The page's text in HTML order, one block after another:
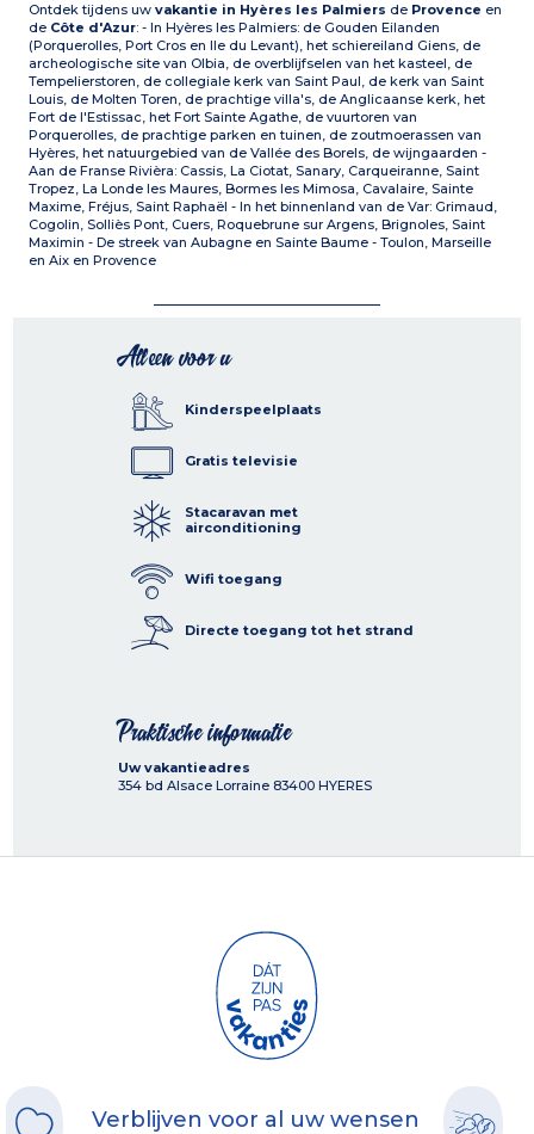
Ontdek tijdens uwvakantie in Hyères les Palmiers de Provence en
de Côte d'Azur: - In Hyères les Palmiers: de Gouden Eilanden
(Porquerolles, Port Cros en Ile du Levant), het schiereiland Giens, de
archeologische site van Olbia, de overblijfselen van het kasteel, de
Tempelierstoren, de collegiale kerk van Saint Paul, de kerk van Saint
Louis, de Molten Toren, de prachtige villa's, de Anglicaanse kerk, het
Fort de l'Estissac, het Fort Sainte Agathe, de vuurtoren van
Porquerolles, de prachtige parken en tuinen, de zoutmoerassen van
Hyères, het natuurgebied van de Vallée des Borels, de wijngaarden -
Aan de Franse Rivièra: Cassis, La Ciotat, Sanary, Carqueiranne, Saint
Tropez, La Londe les Maures, Bormes les Mimosa, Cavalaire, Sainte
Maxime, Fréjus, Saint Raphaël - In het binnenland van de Var: Grimaud,
Cogolin, Solliès Pont, Cuers, Roquebrune sur Argens, Brignoles, Saint
Maximin - De streek van Aubagne en Sainte Baume - Toulon, Marseille
en Aix en Provence
Alleen voor u
Kinderspeelplaats
Gratis televisie
Stacaravan met
airconditioning
Wifi toegang
Directe toegang tot het strand
Praktische informatie
Uw vakantieadres
354 bd Alsace Lorraine 83400 HYERES
Verblijven voor al uw wensen